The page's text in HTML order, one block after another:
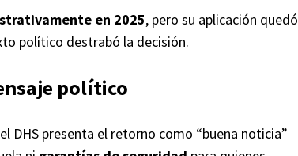
en 2025, pero su aplicación quedó
político destrabó la decisión.
político
DHS presenta el retorno como “buena noticia”